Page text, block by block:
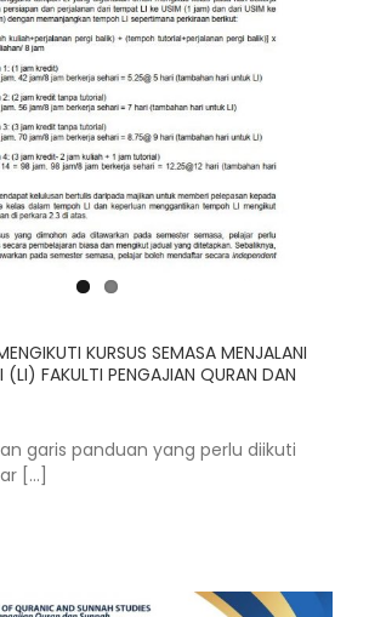
KURSUS SEMASA MENJALANI
(LI) FAKULTI PENGAJIAN QURAN DAN
garis panduan yang perlu diikuti
[...]